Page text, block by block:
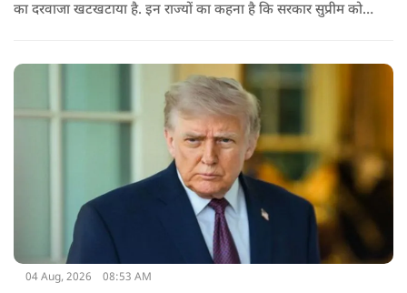
का दरवाजा खटखटाया है. इन राज्यों का कहना है कि सरकार सुप्रीम कोर्ट
04 Aug, 2026 08:53 AM